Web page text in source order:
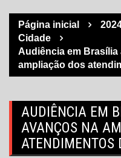
Página inicial
Cidade
Audiência em
ampliação dos
AUDIÊNCIA EM
AVANÇOS NA
ATENDIMENTOS